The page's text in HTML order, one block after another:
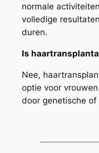
normale
volledige
duren.
Is
Nee,
optie voor
door genetische